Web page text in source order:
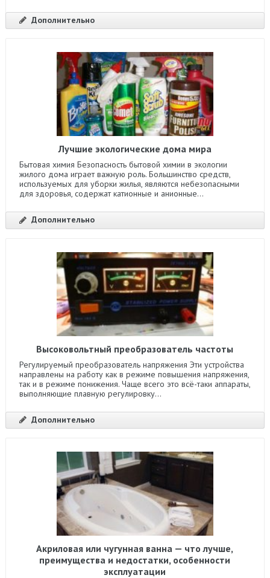
Дополнительно
Лучшие экологические дома мира
Бытовая химия Безопасность бытовой химии в экологии
жилого дома играет важную роль. Большинство средств,
используемых для уборки жилья, являются небезопасными
для здоровья, содержат катионные и анионные...
Дополнительно
Высоковольтный преобразователь частоты
Регулируемый преобразователь напряжения Эти устройства
направлены на работу как в режиме повышения напряжения,
так и в режиме понижения. Чаще всего это всё-таки аппараты,
выполняющие плавную регулировку...
Дополнительно
Акриловая или чугунная ванна — что лучше,
преимущества и недостатки, особенности
эксплуатации